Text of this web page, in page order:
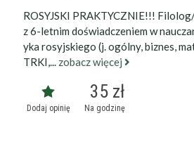
ROSYJSKI PRAKTYCZNIE!!!
z 6-letnim doświadczeniem w
yka rosyjskiego (j. ogólny, biznes,
TRKI,... zobacz więcej
Dodaj opinię
35 zł
Na godzinę